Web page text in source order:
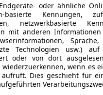
oder ähnliche
basierte Kennungen,
netzwerkbasierte
mit anderen
Sprache,
Technologien usw.)
oder von dort
wiederzuerkennen, wenn es
aufruft. Dies geschieht für